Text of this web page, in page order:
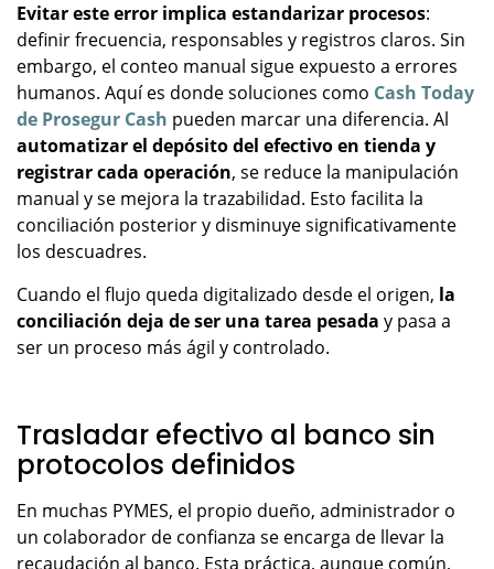
Evitar este error implica estandarizar procesos:
definir frecuencia, responsables y registros claros. Sin
embargo, el conteo manual sigue expuesto a errores
humanos. Aquí es donde soluciones como Cash Today
de Prosegur Cash pueden marcar una diferencia. Al
automatizar el depósito del efectivo en tienda y
registrar cada operación, se reduce la manipulación
manual y se mejora la trazabilidad. Esto facilita la
conciliación posterior y disminuye significativamente
los descuadres.
Cuando el flujo queda digitalizado desde el origen, la
conciliación deja de ser una tarea pesada y pasa a
ser un proceso más ágil y controlado.
Trasladar efectivo al banco sin
protocolos definidos
En muchas PYMES, el propio dueño, administrador o
un colaborador de confianza se encarga de llevar la
recaudación al banco. Esta práctica, aunque común,